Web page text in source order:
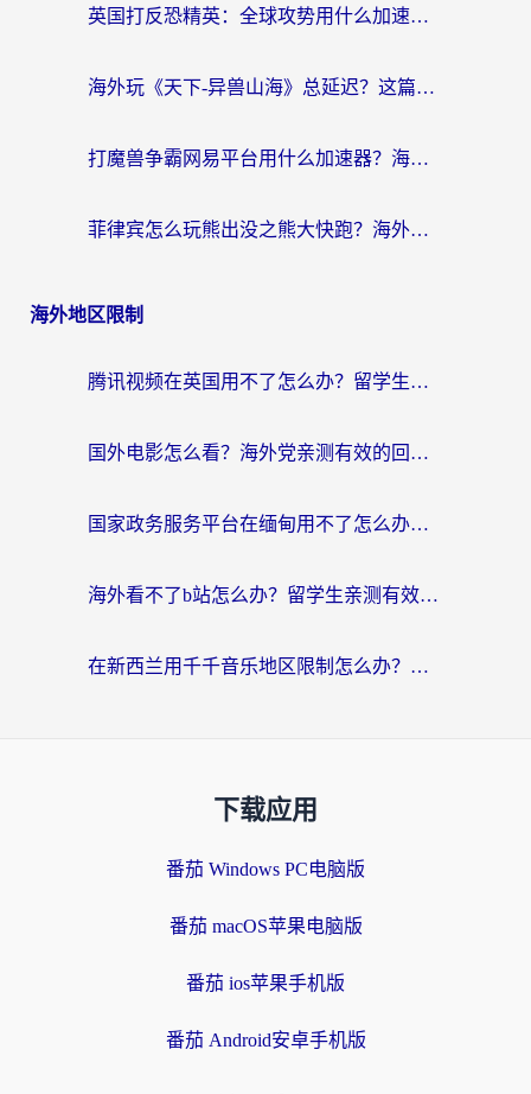
英国打反恐精英：全球攻势用什么加速器？2026年实测有效的国服游戏加速指南
海外玩《天下-异兽山海》总延迟？这篇延迟加速器指南帮你告别卡顿（附日本玩Sky光·遇最高警戒解决方案）
打魔兽争霸网易平台用什么加速器？海外党亲测有效的国服游戏加速指南
菲律宾怎么玩熊出没之熊大快跑？海外党国服游戏加速终极攻略（附3款热门游戏实测）
海外地区限制
腾讯视频在英国用不了怎么办？留学生亲测有效的回国加速器指南
国外电影怎么看？海外党亲测有效的回国加速器选择指南
国家政务服务平台在缅甸用不了怎么办？海外华人必看的回国加速全攻略
海外看不了b站怎么办？留学生亲测有效的回国加速器选择攻略，解决豆瓣音乐、美团外卖难题
在新西兰用千千音乐地区限制怎么办？海外华人必备的回国加速解决方案
下载应用
番茄 Windows PC电脑版
番茄 macOS苹果电脑版
番茄 ios苹果手机版
番茄 Android安卓手机版